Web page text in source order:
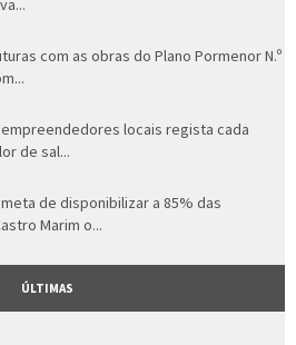
com as obras do Plano Pormenor N.º
locais regista cada
de sal...
de disponibilizar a 85% das
Marim o...
ÚLTIMAS